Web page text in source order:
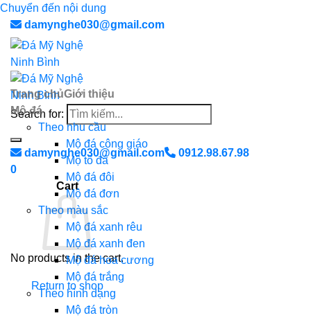
Chuyển đến nội dung
damynghe030@gmail.com
Search for:
damynghe030@gmail.com
0912.98.67.98
0
Cart
No products in the cart.
Return to shop
Trang chủGiới thiệu
Mộ đá
Theo nhu cầu
Mộ đá công giáo
Mộ tổ đá
Mộ đá đôi
Mộ đá đơn
Theo màu sắc
Mộ đá xanh rêu
Mộ đá xanh đen
Mộ đá hoa cương
Mộ đá trắng
Theo hình dạng
Mộ đá tròn